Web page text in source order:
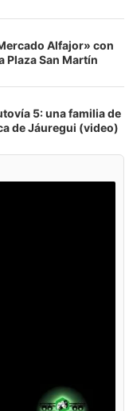
Alfajor» con
Plaza San Martín
5: una familia de
de Jáuregui (video)